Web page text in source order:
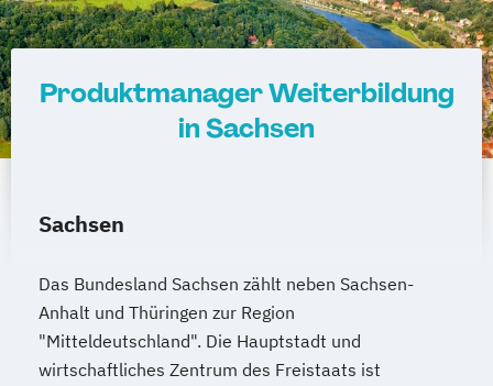
Produktmanager Weiterbildung
in Sachsen
Sachsen
Das Bundesland Sachsen zählt neben Sachsen-
Anhalt und Thüringen zur Region
"Mitteldeutschland". Die Hauptstadt und
wirtschaftliches Zentrum des Freistaats ist